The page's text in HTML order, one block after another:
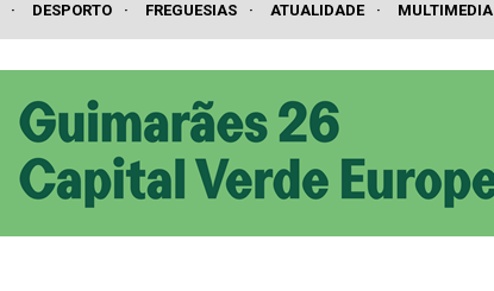
· DESPORTO · FREGUESIAS · ATUALIDADE · MULTIMEDIA